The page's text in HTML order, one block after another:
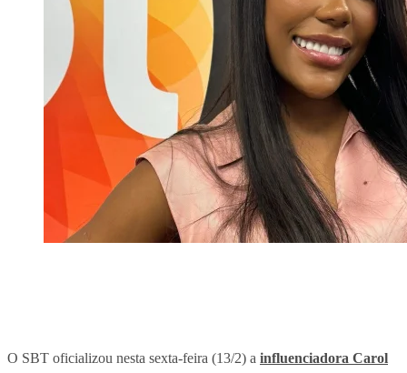
O SBT oficializou nesta sexta-feira (13/2) a influenciadora Carol